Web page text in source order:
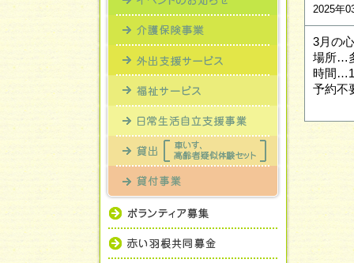
2025年
3月の
場所…
時間
予約不